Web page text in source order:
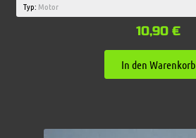
Typ: Motor
10,90 €
In den Warenkorb